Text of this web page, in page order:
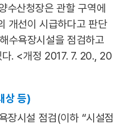
산청장은 관할 구역에
개선이 시급하다고 판단
수욕장시설을 점검하고
. <개정 2017. 7. 20., 20
상 등)
시설 점검(이하 “시설점